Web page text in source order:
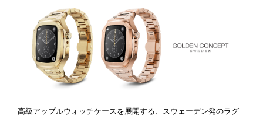
高級アップルウォッチケースを展開する、スウェーデン発のラグ